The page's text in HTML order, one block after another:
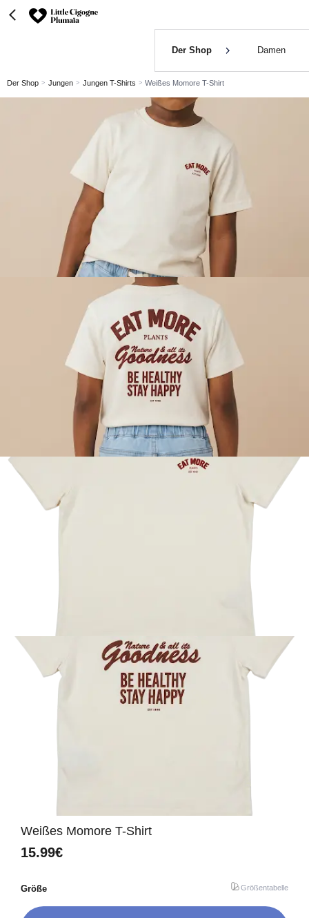
Der Shop Damen
Der Shop Jungen Jungen T-Shirts Weißes Momore T-Shirt
Weißes Momore T-Shirt
15.99€
Größe Größentabelle